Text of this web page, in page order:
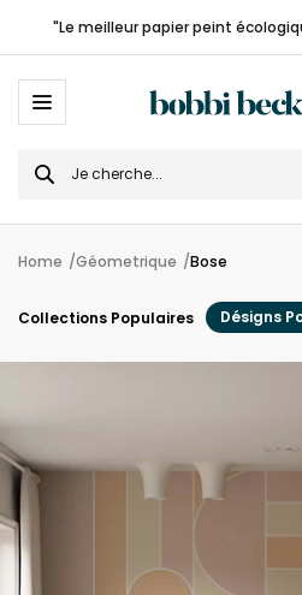
"Le meilleur papier peint
Search
for
Home Géometrique Bose
Collections Populaires Désigns